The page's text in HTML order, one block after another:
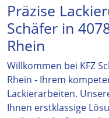
Präzise
Schäfer in
Rhein
Willkommen bei KFZ
Rhein - Ihrem
Lackierarbeiten.
Ihnen erstklassige